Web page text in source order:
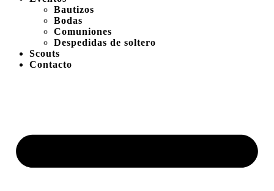
Bautizos
Bodas
Comuniones
Despedidas de soltero
Scouts
Contacto